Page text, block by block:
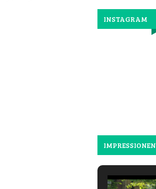
Emma Bernhards
INSTAGRAM
IMPRESSIONEN